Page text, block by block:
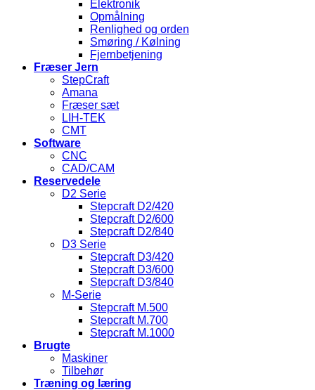
Elektronik
Opmålning
Renlighed og orden
Smøring / Kølning
Fjernbetjening
Fræser Jern
StepCraft
Amana
Fræser sæt
LIH-TEK
CMT
Software
CNC
CAD/CAM
Reservedele
D2 Serie
Stepcraft D2/420
Stepcraft D2/600
Stepcraft D2/840
D3 Serie
Stepcraft D3/420
Stepcraft D3/600
Stepcraft D3/840
M-Serie
Stepcraft M.500
Stepcraft M.700
Stepcraft M.1000
Brugte
Maskiner
Tilbehør
Træning og læring